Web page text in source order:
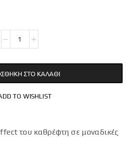
ΣΤΟ ΚΑΛΆΘΙ
TO WISHLIST
του καθρέφτη σε μοναδικές